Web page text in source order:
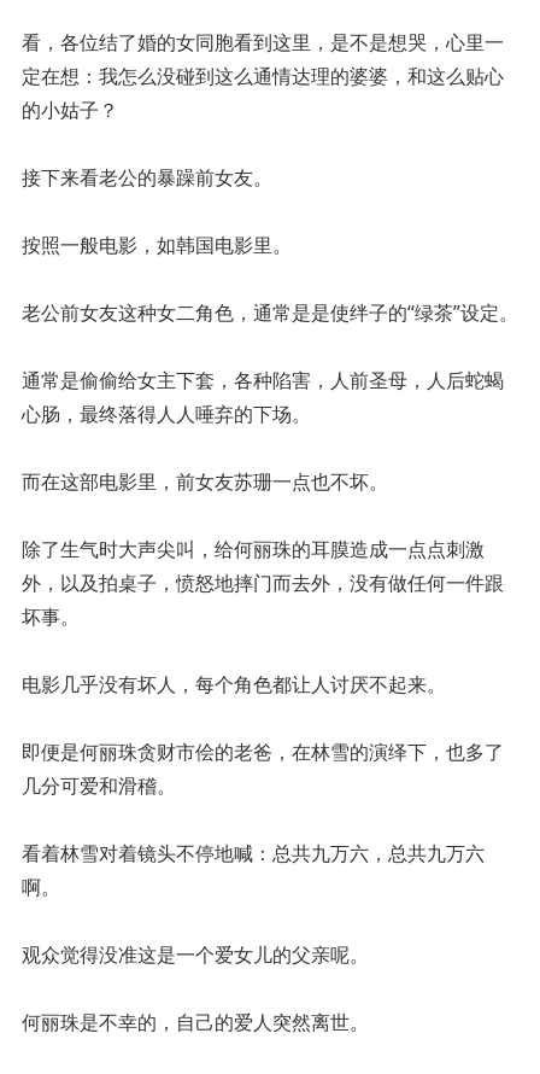
看，各位结了婚的女同胞看到这里，是不是想哭，心里一
定在想：我怎么没碰到这么通情达理的婆婆，和这么贴心
的小姑子？
接下来看老公的暴躁前女友。
按照一般电影，如韩国电影里。
老公前女友这种女二角色，通常是是使绊子的“绿茶”设定。
通常是偷偷给女主下套，各种陷害，人前圣母，人后蛇蝎
心肠，最终落得人人唾弃的下场。
而在这部电影里，前女友苏珊一点也不坏。
除了生气时大声尖叫，给何丽珠的耳膜造成一点点刺激
外，以及拍桌子，愤怒地摔门而去外，没有做任何一件跟
坏事。
电影几乎没有坏人，每个角色都让人讨厌不起来。
即便是何丽珠贪财市侩的老爸，在林雪的演绎下，也多了
几分可爱和滑稽。
看着林雪对着镜头不停地喊：总共九万六，总共九万六
啊。
观众觉得没准这是一个爱女儿的父亲呢。
何丽珠是不幸的，自己的爱人突然离世。